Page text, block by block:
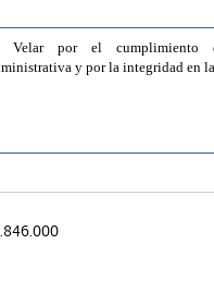
Velar por el cumplimiento
y por la integridad en